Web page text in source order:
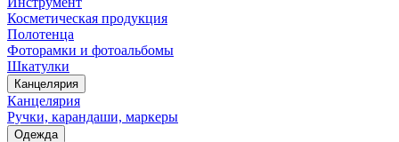
Косметическая продукция
Полотенца
Фоторамки и фотоальбомы
Шкатулки
Канцелярия
Канцелярия
Ручки, карандаши, маркеры
Одежда